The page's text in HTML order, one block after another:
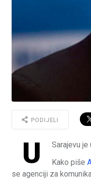
PODIJELI
U
Sarajevu je
Kako piše
se agenciji za